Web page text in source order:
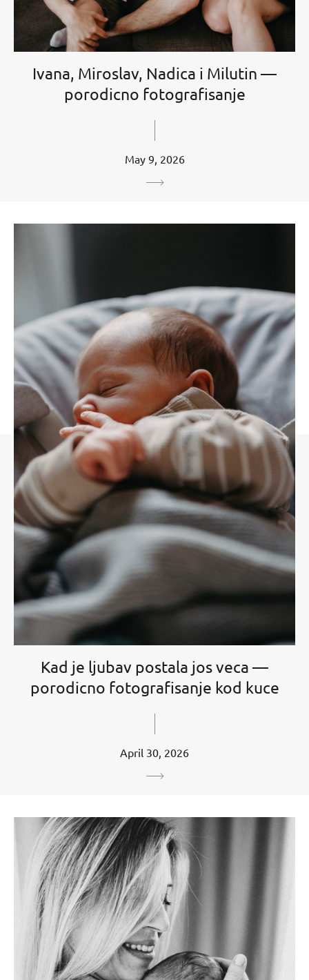
Ivana, Miroslav, Nadica i Milutin —
porodicno fotografisanje
May 9, 2026
Kad je ljubav postala jos veca —
porodicno fotografisanje kod kuce
April 30, 2026